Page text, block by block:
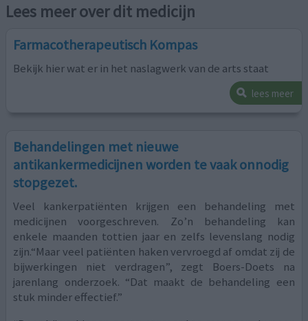
Lees meer over dit medicijn
Farmacotherapeutisch Kompas
Bekijk hier wat er in het naslagwerk van de arts staat
lees meer
Behandelingen met nieuwe
antikankermedicijnen worden te vaak onnodig
stopgezet.
Veel kankerpatiënten krijgen een behandeling met
medicijnen voorgeschreven. Zo’n behandeling kan
enkele maanden tottien jaar en zelfs levenslang nodig
zijn.“Maar veel patiënten haken vervroegd af omdat zij de
bijwerkingen niet verdragen”, zegt Boers-Doets na
jarenlang onderzoek. “Dat maakt de behandeling een
stuk minder effectief.”